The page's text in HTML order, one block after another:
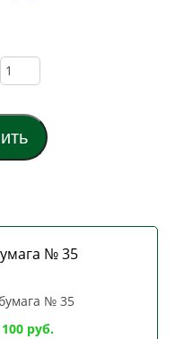
№ 35
100 руб.